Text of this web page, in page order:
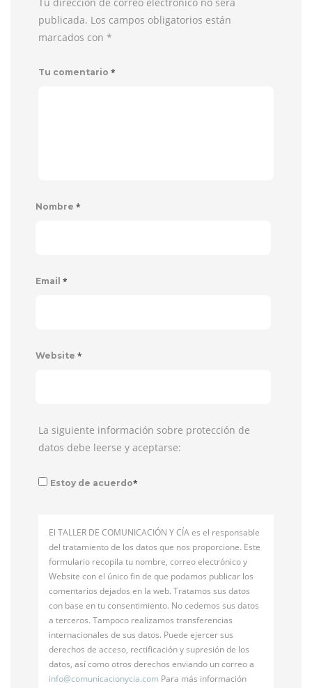
publicada. Los campos obligatorios están
marcados con *
Tu comentario *
Nombre *
Email *
Website *
La siguiente información sobre protección de
datos debe leerse y aceptarse:
Estoy de acuerdo*
El TALLER DE COMUNICACIÓN Y CÍA es el responsable
del tratamiento de los datos que nos proporcione. Este
formulario recopila tu nombre, correo electrónico y
Website con el único fin de que podamos publicar los
comentarios dejados en la web. Tratamos sus datos
con base en tu consentimiento. No cedemos sus datos
a terceros. Tampoco realizamos transferencias
internacionales de sus datos. Puede ejercer sus
derechos de acceso, rectificación y supresión de los
datos, así como otros derechos enviando un correo a
info@comunicacionycia.com Para más información